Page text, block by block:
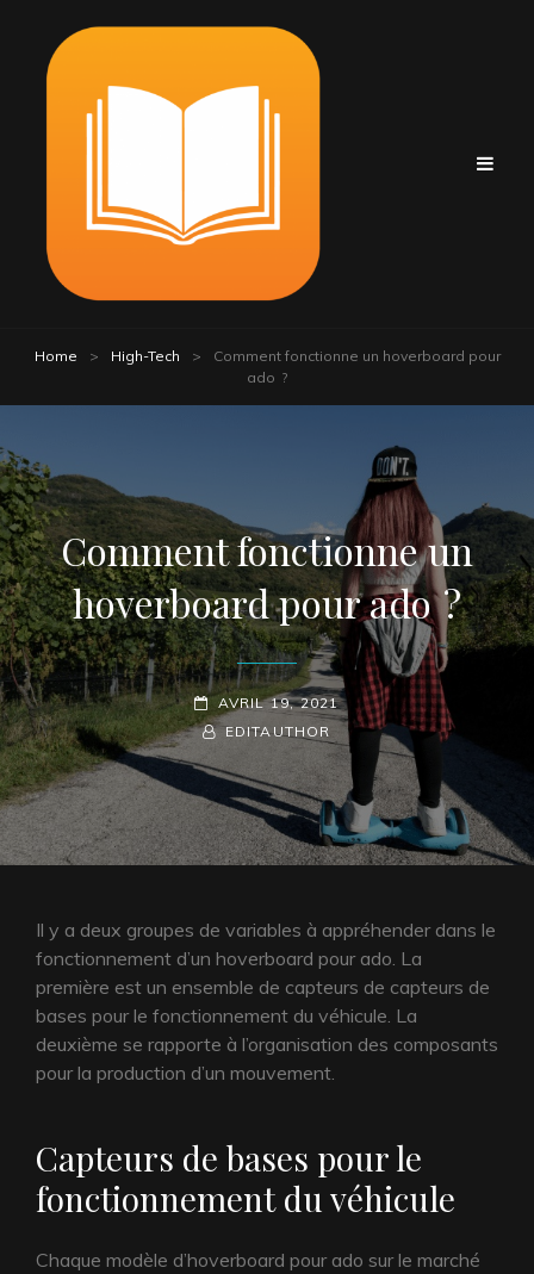
Home > High-Tech >
Comment fonctionne un hoverboard pour
ado ?
Comment fonctionne un
hoverboard pour ado ?
POSTED-
ON
AVRIL 19, 2021
BY
LINE
BYLINE
EDITAUTHOR
Il y a deux groupes de variables à appréhender dans le
fonctionnement d’un hoverboard pour ado. La
première est un ensemble de capteurs de capteurs de
bases pour le fonctionnement du véhicule. La
deuxième se rapporte à l’organisation des composants
pour la production d’un mouvement.
Capteurs de bases pour le
fonctionnement du véhicule
Chaque modèle d’hoverboard pour ado sur le marché